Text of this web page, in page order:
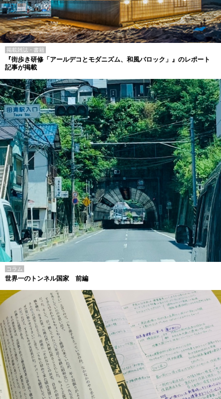
掲載雑誌・書籍
『街歩き研修「アールデコとモダニズム、和風バロック」』のレポート
記事が掲載
コラム
世界一のトンネル国家 前編